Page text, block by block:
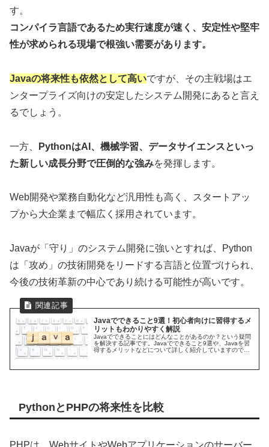
す。
コンパイラ言語であるため実行速度が速く、安定性や堅牢
性が求められる現場で根強い需要があります。
Javaの将来性も依然として高いですが、その主戦場はエ
ンタープライズ向けの安定したシステム開発にあると言え
るでしょう。
一方、
PythonはAI、機械学習、データサイエンスといっ
た新しい成長分野で圧倒的な強みを発揮します。
Web開発や業務自動化など汎用性も高く、スタートアッ
プから大企業まで幅広く採用されています。
Javaが「守り」のシステム開発に強いとすれば、Python
は「攻め」の技術開発をリードする言語と位置づけられ、
今後の技術革新の中心であり続ける可能性が高いです。
Javaでできること9選！初心者向けに習得するメ
リットもわかりやすく解説
Javaでできることにはどんなことがあるのか？という疑問
を解決する記事です。Javaでできること9選や、Javaを習
得するメリットなどについて詳しく紹介していますので、
PythonとPHPの将来性を比較
PHPは、WebサイトやWebアプリケーションのサーバー